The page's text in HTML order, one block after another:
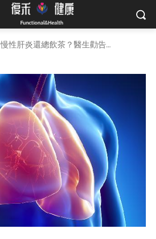
慢性肝炎還總飲茶？醫生勸告...